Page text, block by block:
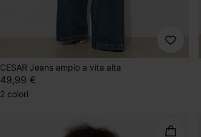
CESAR Jeans ampio a vita alta
49,99 €
2 colori